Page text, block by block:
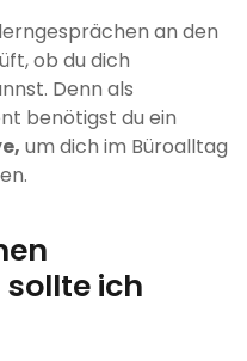
an den
ob du dich
Denn als
benötigst du ein
um dich im Büroalltag
ich